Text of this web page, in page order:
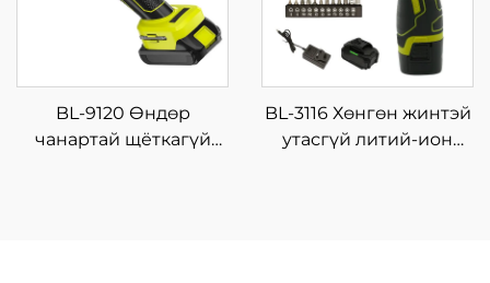
щёткагүй моторт
BL-9120 Өндөр
чанартай щёткагүй
BL-3116 Хөнгөн жинтэй
утасгүй литий-ион